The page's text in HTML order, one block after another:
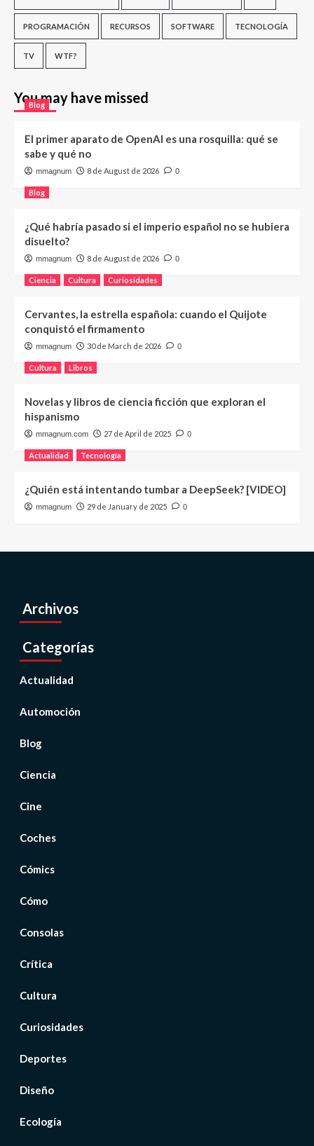
PROGRAMACIÓN RECURSOS SOFTWARE TECNOLOGÍA
TV WTF?
You may have missed
Blog
El primer aparato de OpenAI es una rosquilla: qué se
sabe y qué no
mmagnum 8 de August de 2026 0
Blog
¿Qué habría pasado si el imperio español no se hubiera
disuelto?
mmagnum 8 de August de 2026 0
Ciencia Cultura Curiosidades
Cervantes, la estrella española: cuando el Quijote
conquistó el firmamento
mmagnum 30 de March de 2026 0
Cultura Libros
Novelas y libros de ciencia ficción que exploran el
hispanismo
mmagnum.com 27 de April de 2025 0
Actualidad Tecnología
¿Quién está intentando tumbar a DeepSeek? [VIDEO]
mmagnum 29 de January de 2025 0
Archivos
Categorías
Actualidad
Automoción
Blog
Ciencia
Cine
Coches
Cómics
Cómo
Consolas
Crítica
Cultura
Curiosidades
Deportes
Diseño
Ecología